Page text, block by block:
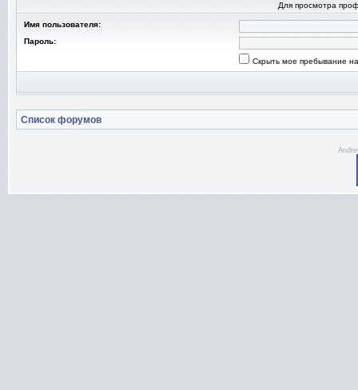
Для просмотра
Имя пользователя:
Пароль:
Скрыть мое пребывание
Список форумов